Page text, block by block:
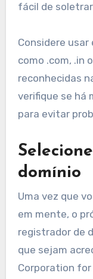
fácil de
Considere
como .com, .in
reconhecidas
verifique se há
para evitar
domínio
Uma vez que
em mente, o
registrador de
que sejam
Corporation for